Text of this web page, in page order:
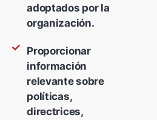
adoptados por la
organización.
Proporcionar
información
relevante sobre
políticas,
directrices,